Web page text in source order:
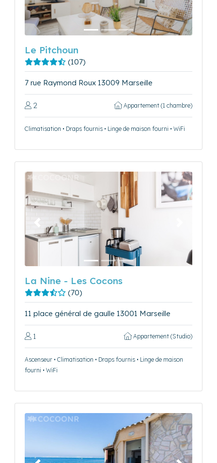
Le Pitchoun
(107)
7 rue Raymond Roux 13009 Marseille
2 Appartement (1 chambre)
Climatisation • Draps fournis • Linge de maison fourni • WiFi
Précédent
La Nine - Les Cocons
(70)
11 place général de gaulle 13001 Marseille
1 Appartement (Studio)
Ascenseur • Climatisation • Draps fournis • Linge de maison
fourni • WiFi